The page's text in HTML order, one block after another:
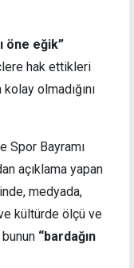
öne eğik”
hak ettikleri
olmadığını
Spor Bayramı
açıklama yapan
medyada,
kültürde ölçü ve
“bardağın